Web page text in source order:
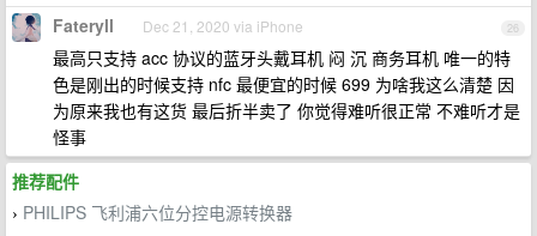
26
Fateryll Dec 21, 2020 via iPhone
最高只支持 acc 协议的蓝牙头戴耳机 闷 沉 商务耳机 唯一的特
色是刚出的时候支持 nfc 最便宜的时候 699 为啥我这么清楚 因
为原来我也有这货 最后折半卖了 你觉得难听很正常 不难听才是
怪事
推荐配件
› PHILIPS 飞利浦六位分控电源转换器